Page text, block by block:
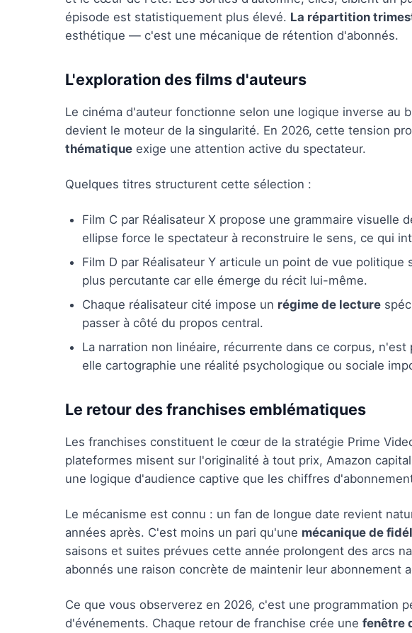
épisode est statistiquement plus élevé. La répartition
esthétique — c'est une mécanique de rétention d'abonnés.
L'exploration des films d'auteurs
Le cinéma d'auteur fonctionne selon une logique inverse au
devient le moteur de la singularité. En 2026, cette tension
thématique exige une attention active du spectateur.
Quelques titres structurent cette sélection :
Film C par Réalisateur X propose une grammaire
ellipse force le spectateur à reconstruire le sens, ce qui
Film D par Réalisateur Y articule un point de vue
plus percutante car elle émerge du récit lui-même.
Chaque réalisateur cité impose un régime de lecture
passer à côté du propos central.
La narration non linéaire, récurrente dans ce corpus,
elle cartographie une réalité psychologique ou sociale
Le retour des franchises emblématiques
Les franchises constituent le cœur de la stratégie Prime
plateformes misent sur l'originalité à tout prix, Amazon
une logique d'audience captive que les chiffres
Le mécanisme est connu : un fan de longue date revient
années après. C'est moins un pari qu'une mécanique de
saisons et suites prévues cette année prolongent des arcs
abonnés une raison concrète de maintenir leur abonnement
Ce que vous observerez en 2026, c'est une programmation
d'événements. Chaque retour de franchise crée une fenêtre